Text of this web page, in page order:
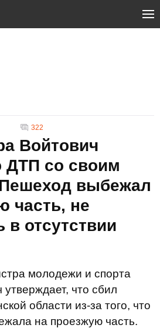
322
Войтович
ДТП со своим
выбежал
часть, не
отсутствии
молодежи и спорта
что сбил
области из-за того, что
на проезжую часть.